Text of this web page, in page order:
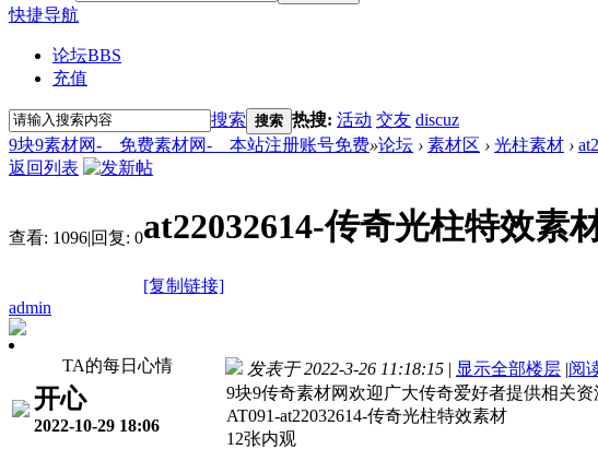
快捷导航
论坛BBS
充值
搜索 搜索 热搜: 活动 交友 discuz
9块9素材网-＿免费素材网-＿本站注册账号免费»论坛 › 素材区 › 光柱素材 ›
返回列表
查看: 1096|回复: 0at22032614-传奇光柱特效素
[复制链接]
admin
TA的每日心情
开心
2022-10-29 18:06
发表于 2022-3-26 11:18:15 | 显示全部楼层 |阅
9块9传奇素材网欢迎广大传奇爱好者提供相关
AT091-at22032614-传奇光柱特效素材
12张内观